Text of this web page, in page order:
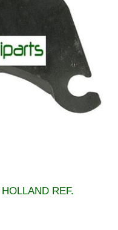
REF.